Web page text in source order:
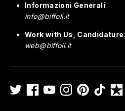
Informazioni Generali:
info@biffoli.it
Work with Us, Candidature:
web@biffoli.it